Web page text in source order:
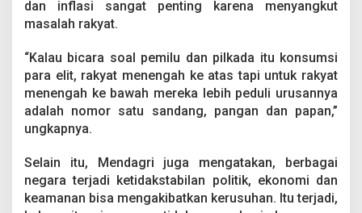
r
a
w
a
d
u
dan inflasi sangat penting karena menyangkut
masalah rakyat.
“Kalau bicara soal pemilu dan pilkada itu konsumsi
para elit, rakyat menengah ke atas tapi untuk rakyat
menengah ke bawah mereka lebih peduli urusannya
adalah nomor satu sandang, pangan dan papan,”
ungkapnya.
Selain itu, Mendagri juga mengatakan, berbagai
negara terjadi ketidakstabilan politik, ekonomi dan
keamanan bisa mengakibatkan kerusuhan. Itu terjadi,